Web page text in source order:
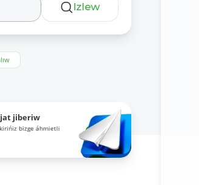
Izlew
jiberiw
bizge áhmietli